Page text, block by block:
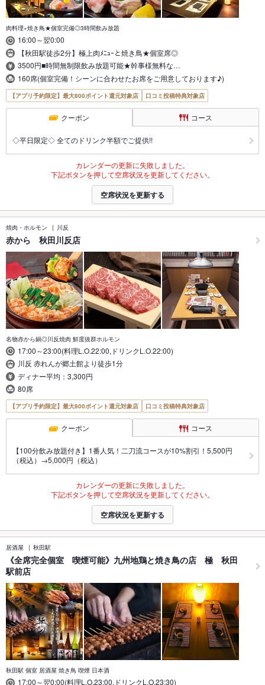
肉料理×焼き鳥★個室完備◎3時間飲み放題
16:00～翌0:00
【秋田駅徒歩2分】極上肉ﾒﾆｭｰと焼き鳥★個室席◎
3500円■時間無制限飲み放題可能★幹事様無料な…
160席(個室完備！シーンに合わせたお席をご用意しております♪)
【アプリ予約限定】最大800ポイント還元対象店 口コミ投稿特典対象店
クーポン コース
◇平日限定◇ 全てのドリンク半額でご提供!!
カレンダーの更新に失敗しました。
下記ボタンを押して空席状況を更新してください。
空席状況を更新する
焼肉・ホルモン 川反
赤から 秋田川反店
名物赤から鍋◎川反焼肉 鮮度抜群ホルモン
17:00～23:00(料理L.O.22:00,ドリンクL.O.22:00)
川反 赤れんが郷土館より徒歩1分
ディナー平均：3,300円
80席
【アプリ予約限定】最大800ポイント還元対象店 口コミ投稿特典対象店
クーポン コース
【100分飲み放題付き】1番人気！二刀流コースが10%割引！5,500円
（税込）→5,000円（税込）
カレンダーの更新に失敗しました。
下記ボタンを押して空席状況を更新してください。
空席状況を更新する
居酒屋 秋田駅
《全席完全個室 喫煙可能》九州地鶏と焼き鳥の店 極 秋田
駅前店
秋田駅 個室 居酒屋 焼き鳥 喫煙 日本酒
17:00～翌0:00(料理L.O.23:00,ドリンクL.O.23:30)